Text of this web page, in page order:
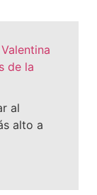
de la
al
alto a